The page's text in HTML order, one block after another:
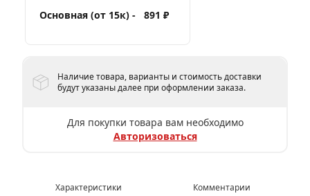
Основная (от 15к) -
891 ₽
Наличие товара, варианты и стоимость доставки
будут указаны далее при оформлении заказа.
Для покупки товара вам необходимо
Авторизоваться
Характеристики Комментарии